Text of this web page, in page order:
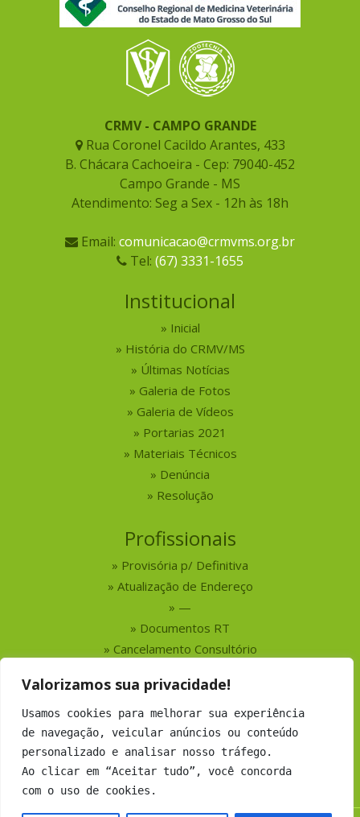
Valorizamos sua privacidade!
Usamos cookies para melhorar sua experiência
de navegação, veicular anúncios ou conteúdo
personalizado e analisar nosso tráfego.
Ao clicar em “Aceitar tudo”, você concorda
com o uso de cookies.
CRMV - CAMPO GRANDE
Rua Coronel Cacildo Arantes, 433
B. Chácara Cachoeira - Cep: 79040-452
Campo Grande - MS
Atendimento: Seg a Sex - 12h às 18h
Email: comunicacao@crmvms.org.br
Tel: (67) 3331-1655
Institucional
Inicial
História do CRMV/MS
Últimas Notícias
Galeria de Fotos
Galeria de Vídeos
Portarias 2021
Materiais Técnicos
Denúncia
Resolução
Profissionais
Provisória p/ Definitiva
Atualização de Endereço
—
Documentos RT
Cancelamento Consultório
Serviços
Busca por Profissionais
Busca por Empresas
Números do CRMV-MS